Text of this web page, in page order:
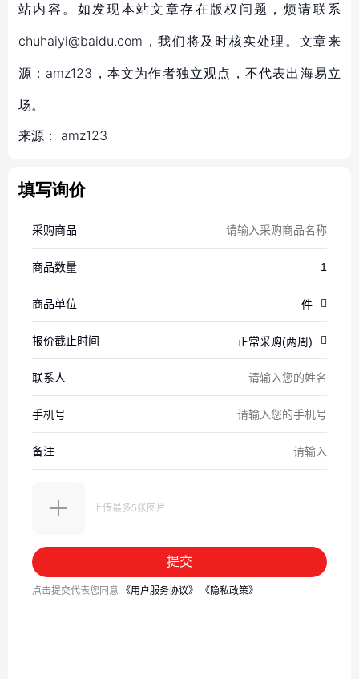
站内容。如发现本站文章存在版权问题，烦请联系
chuhaiyi@baidu.com，我们将及时核实处理。文章来
源：amz123，本文为作者独立观点，不代表出海易立
场。
来源： amz123
填写询价